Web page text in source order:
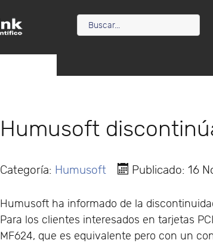
Humusoft
Categoría: Humusoft Publicado: 16
Humusoft ha informado de la
Para los clientes interesados en tarjetas
MF624, que es equivalente pero con un